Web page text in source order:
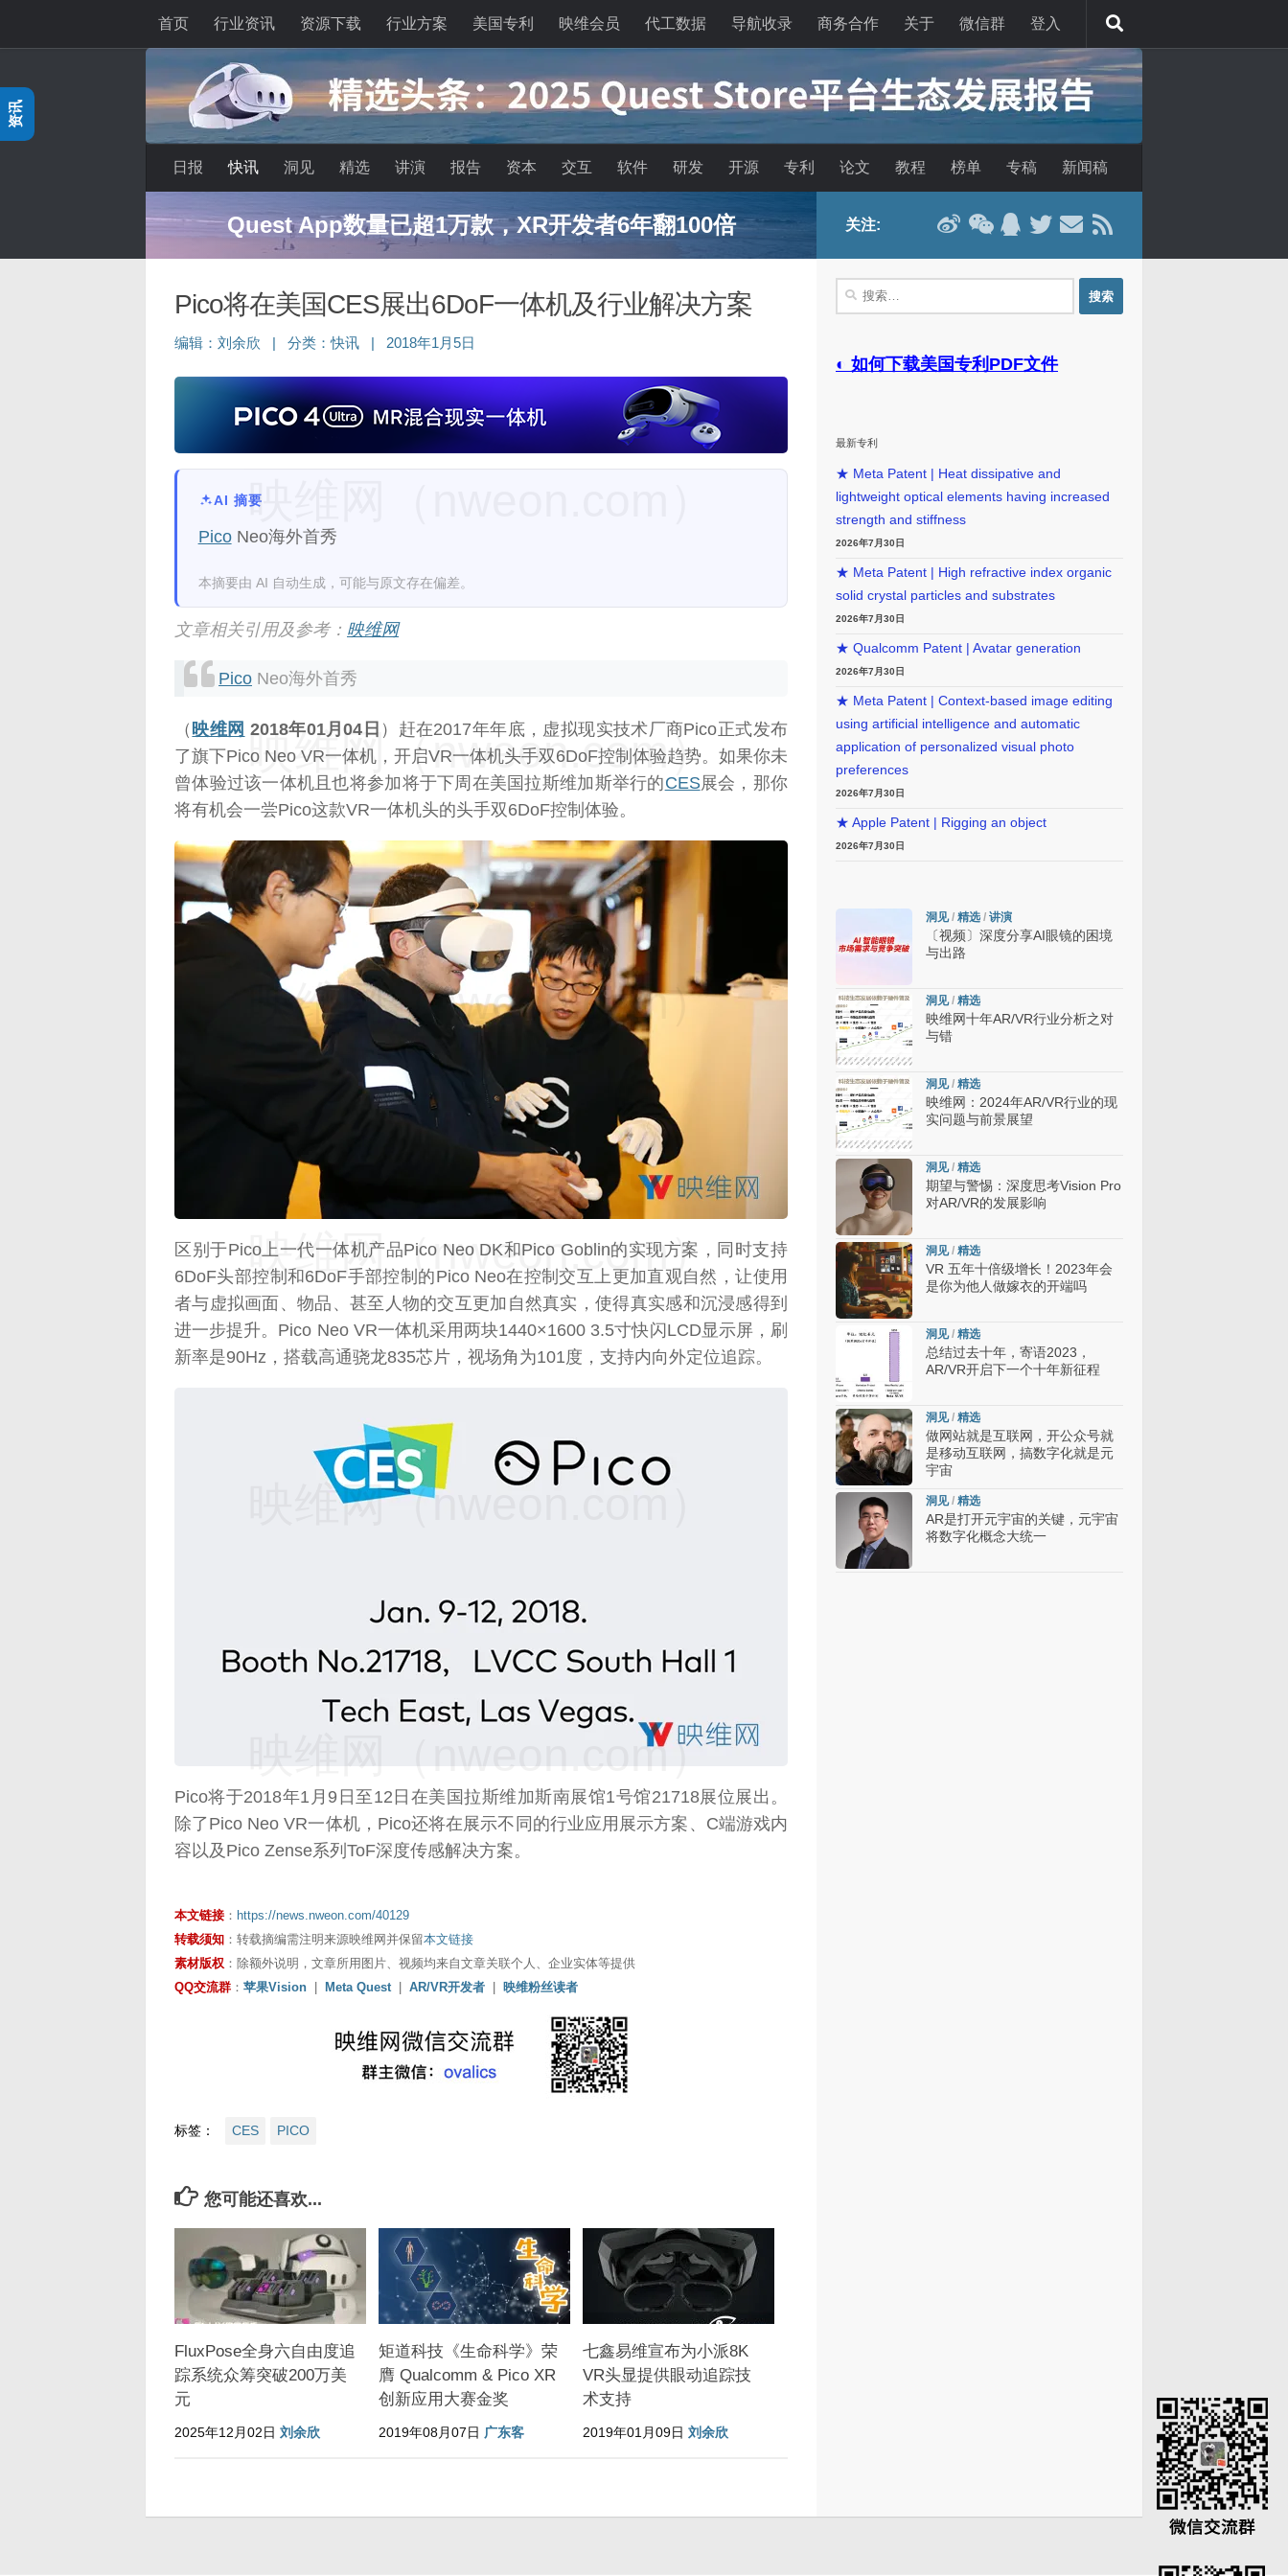
首页 行业资讯 资源下载 行业方案 美国专利 映维会员 代工数据 导航收录 商务合作 关于 微信群 登入
日报 快讯 洞见 精选 讲演 报告 资本 交互 软件 研发 开源 专利 论文 教程 榜单 专稿 新闻稿
Quest App数量已超1万款，XR开发者6年翻100倍
Pico将在美国CES展出6DoF一体机及行业解决方案
编辑： 刘余欣 分类：快讯 2018年1月5日
AI 摘要
PicoNeo海外首秀
本摘要由 AI 自动生成，可能与原文存在偏差。
文章相关引用及参考： 映维网
Pico Neo海外首秀
（ 映维网 2018年01月04日 ）赶在2017年年底，虚拟现实技术厂商Pico正式发布
了旗下Pico Neo VR一体机，开启VR一体机头手双6DoF控制体验趋势。如果你未
曾体验过该一体机且也将参加将于下周在美国拉斯维加斯举行的CES展会，那你
将有机会一尝Pico这款VR一体机头的头手双6DoF控制体验。
区别于Pico上一代一体机产品Pico Neo DK和Pico Goblin的实现方案，同时支持
6DoF头部控制和6DoF手部控制的Pico Neo在控制交互上更加直观自然，让使用
者与虚拟画面、物品、甚至人物的交互更加自然真实，使得真实感和沉浸感得到
进一步提升。Pico Neo VR一体机采用两块1440×1600 3.5寸快闪LCD显示屏，刷
新率是90Hz，搭载高通骁龙835芯片，视场角为101度，支持内向外定位追踪。
Pico将于2018年1月9日至12日在美国拉斯维加斯南展馆1号馆21718展位展出。
除了Pico Neo VR一体机，Pico还将在展示不同的行业应用展示方案、C端游戏内
容以及Pico Zense系列ToF深度传感解决方案。
映维网（nweon.com）
映维网（nweon.com）
映维网（nweon.com）
映维网（nweon.com）
映维网（nweon.com）
映维网（nweon.com）
本文链接 ： https://news.nweon.com/40129
转载须知 ：转载摘编需注明来源映维网并保留本文链接
素材版权 ：除额外说明，文章所用图片、视频均来自文章关联个人、企业实体等提供
QQ交流群 ： 苹果Vision | Meta Quest | AR/VR开发者 | 映维粉丝读者
标签： CES PICO
您可能还喜欢...
FluxPose全身六自由度追
踪系统众筹突破200万美
元
2025年12月02日 刘余欣
矩道科技《生命科学》荣
膺 Qualcomm & Pico XR
创新应用大赛金奖
2019年08月07日 广东客
七鑫易维宣布为小派8K
VR头显提供眼动追踪技
术支持
2019年01月09日 刘余欣
关注:
搜
索：
◐ 如何下载美国专利PDF文件
最新专利
★ Meta Patent | Heat dissipative and
lightweight optical elements having increased
strength and stiffness
2026年7月30日
★ Meta Patent | High refractive index organic
solid crystal particles and substrates
2026年7月30日
★ Qualcomm Patent | Avatar generation
2026年7月30日
★ Meta Patent | Context-based image editing
using artificial intelligence and automatic
application of personalized visual photo
preferences
2026年7月30日
★ Apple Patent | Rigging an object
2026年7月30日
洞见/ 精选 / 讲演
〔视频〕深度分享AI眼镜的困境
与出路
洞见/ 精选
映维网十年AR/VR行业分析之对
与错
洞见/ 精选
映维网：2024年AR/VR行业的现
实问题与前景展望
洞见/ 精选
期望与警惕：深度思考Vision Pro
对AR/VR的发展影响
洞见/ 精选
VR 五年十倍级增长！2023年会
是你为他人做嫁衣的开端吗
洞见/ 精选
总结过去十年，寄语2023，
AR/VR开启下一个十年新征程
洞见/ 精选
做网站就是互联网，开公众号就
是移动互联网，搞数字化就是元
宇宙
洞见/ 精选
AR是打开元宇宙的关键，元宇宙
将数字化概念大统一
资讯